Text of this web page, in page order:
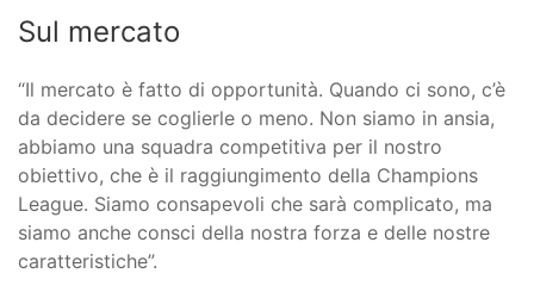
Sul mercato
“Il mercato è fatto di opportunità. Quando ci sono, c’è
da decidere se coglierle o meno. Non siamo in ansia,
abbiamo una squadra competitiva per il nostro
obiettivo, che è il raggiungimento della Champions
League. Siamo consapevoli che sarà complicato, ma
siamo anche consci della nostra forza e delle nostre
caratteristiche”.